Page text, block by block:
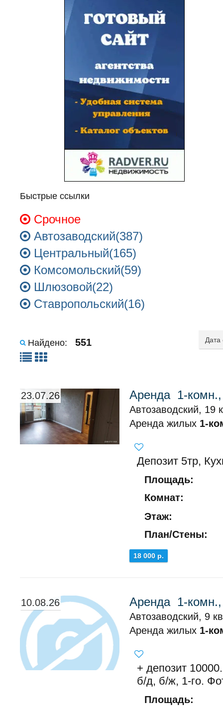
Быстрые ссылки
Срочное
Автозаводский(387)
Центральный(165)
Комсомольский(59)
Шлюзовой(22)
Ставропольский(16)
Найдено: 551
23.07.26 Аренда 1-комн.,
Автозаводский, 19
Аренда жилых 1-
Депозит 5тр,
Площадь:
Комнат:
Этаж:
План/Стены:
18 000 р.
10.08.26 Аренда 1-комн.,
Автозаводский, 9
Аренда жилых 1-
+ депозит
б/д, б/ж, 1-го.
Площадь: